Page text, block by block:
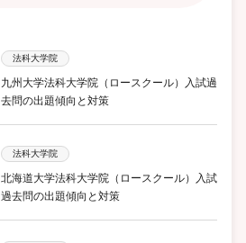
法科大学院
九州大学法科大学院（ロースクール）入試過
去問の出題傾向と対策
法科大学院
北海道大学法科大学院（ロースクール）入試
過去問の出題傾向と対策